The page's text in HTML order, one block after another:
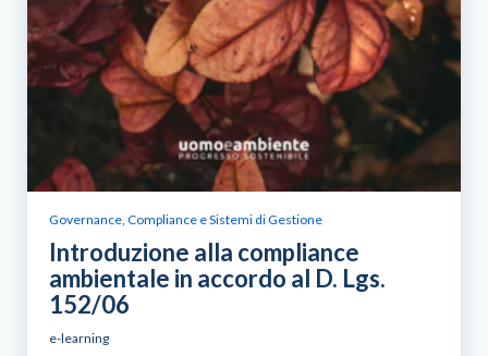
Governance, Compliance e Sistemi di Gestione
Introduzione alla compliance
ambientale in accordo al D. Lgs.
152/06
e-learning